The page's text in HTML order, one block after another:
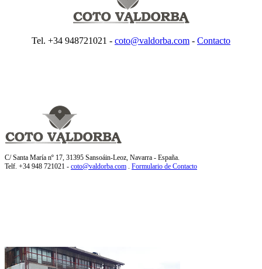
Tel. +34 948721021 - coto@valdorba.com - Contacto
C/ Santa María nº 17, 31395 Sansoáin-Leoz, Navarra - España.
Telf. +34 948 721021 - coto@valdorba.com Formulario de Contacto